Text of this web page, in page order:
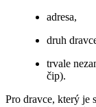
adresa,
druh
trvale
čip).
Pro dravce, který je